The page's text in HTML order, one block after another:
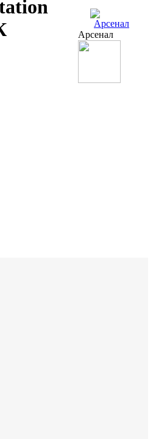
Арсенал